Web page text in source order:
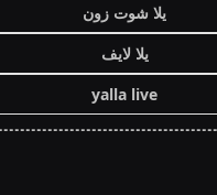
يلا شوت زون
يلا لايف
yalla live